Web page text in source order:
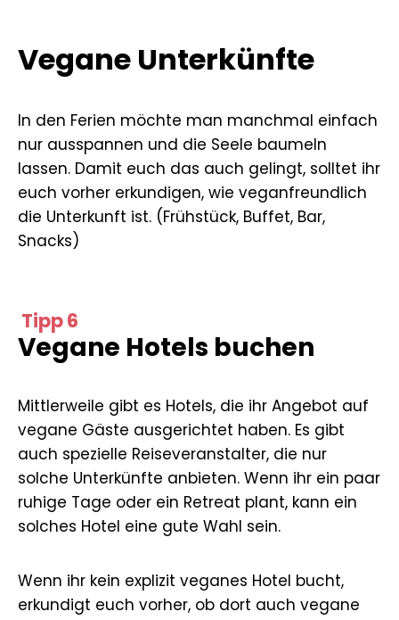
Vegane Unterkünfte
In den Ferien möchte man manchmal einfach
nur ausspannen und die Seele baumeln
lassen. Damit euch das auch gelingt, solltet ihr
euch vorher erkundigen, wie veganfreundlich
die Unterkunft ist. (Frühstück, Buffet, Bar,
Snacks)
Tipp 6
Vegane Hotels buchen
Mittlerweile gibt es Hotels, die ihr Angebot auf
vegane Gäste ausgerichtet haben. Es gibt
auch spezielle Reiseveranstalter, die nur
solche Unterkünfte anbieten. Wenn ihr ein paar
ruhige Tage oder ein Retreat plant, kann ein
solches Hotel eine gute Wahl sein.
Wenn ihr kein explizit veganes Hotel bucht,
erkundigt euch vorher, ob dort auch vegane